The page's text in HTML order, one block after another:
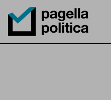
Pagella Politica Logo